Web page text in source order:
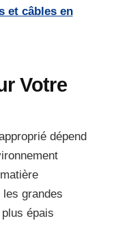
et câbles en
Votre
dépend
grandes
épais